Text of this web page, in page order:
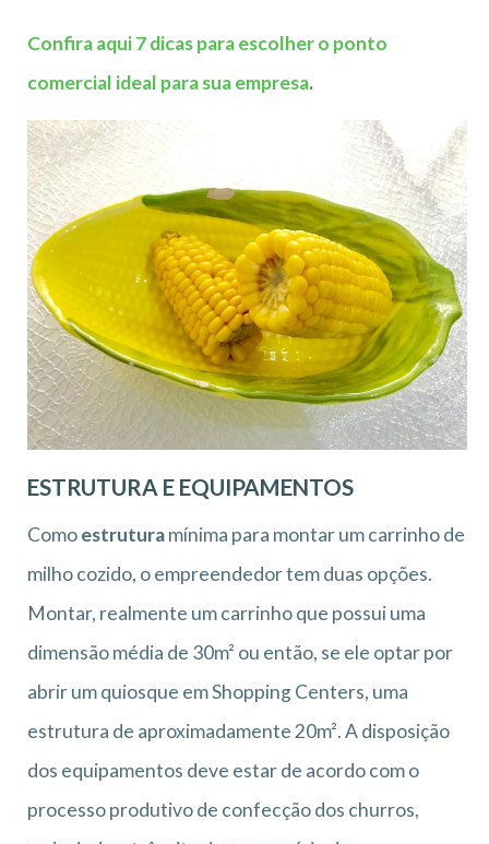
Confira aqui 7 dicas para escolher o ponto
comercial ideal para sua empresa.
ESTRUTURA E EQUIPAMENTOS
Comoestruturamínima para montar um carrinho de
milho cozido, o empreendedor tem duas opções.
Montar, realmente um carrinho que possui uma
dimensão média de 30m² ou então, se ele optar por
abrir um quiosque em Shopping Centers, uma
estrutura de aproximadamente 20m². A disposição
dos equipamentos deve estar de acordo com o
processo produtivo de confecção dos churros,